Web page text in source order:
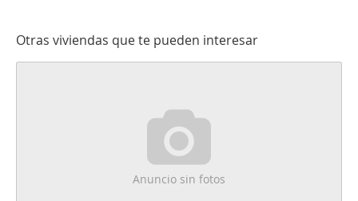
Otras viviendas que te pueden interesar
Anuncio sin fotos